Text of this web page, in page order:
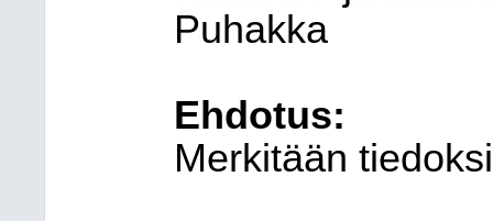
Puhakka
Ehdotus:
Merkitään